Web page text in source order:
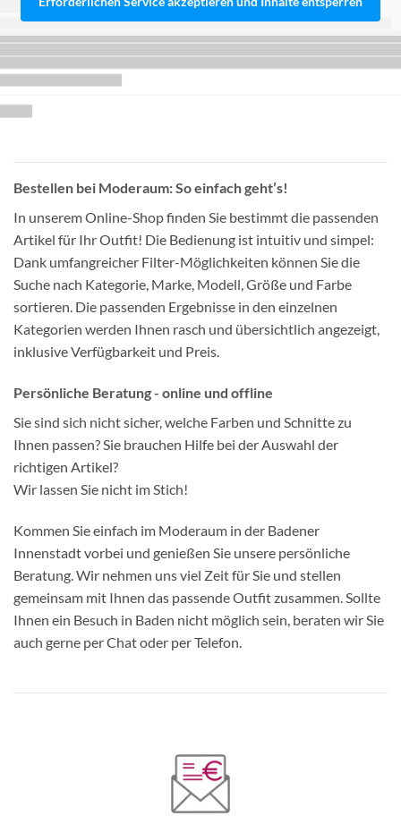
Bestellen bei Moderaum: So einfach geht’s!
In unserem Online-Shop finden Sie bestimmt die passenden
Artikel für Ihr Outfit! Die Bedienung ist intuitiv und simpel:
Dank umfangreicher Filter-Möglichkeiten können Sie die
Suche nach Kategorie, Marke, Modell, Größe und Farbe
sortieren. Die passenden Ergebnisse in den einzelnen
Kategorien werden Ihnen rasch und übersichtlich angezeigt,
inklusive Verfügbarkeit und Preis.
Persönliche Beratung - online und offline
Sie sind sich nicht sicher, welche Farben und Schnitte zu
Ihnen passen? Sie brauchen Hilfe bei der Auswahl der
richtigen Artikel?
Wir lassen Sie nicht im Stich!
Kommen Sie einfach im Moderaum in der Badener
Innenstadt vorbei und genießen Sie unsere persönliche
Beratung. Wir nehmen uns viel Zeit für Sie und stellen
gemeinsam mit Ihnen das passende Outfit zusammen. Sollte
Ihnen ein Besuch in Baden nicht möglich sein, beraten wir Sie
auch gerne per Chat oder per Telefon.